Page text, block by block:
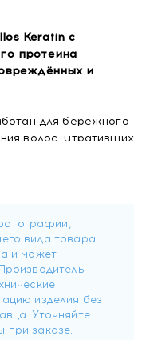
Keratin с
протеина
и
для бережного
волос, утративших
— кератином
структуры
его внешнего слоя.
с естественным